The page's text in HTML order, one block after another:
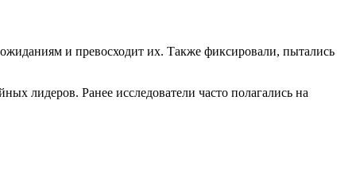
ожиданиям и превосходит их. Также фиксировали, пытались
лидеров. Ранее исследователи часто полагались на